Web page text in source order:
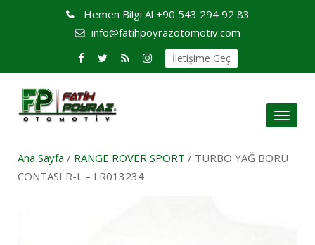
Hemen Bilgi Al +90 543 294 92 83
info@fatihpoyrazotomotiv.com
İletişime Geç
Toggle
Ana Sayfa / RANGE ROVER SPORT / TURBO YAĞ BORU
CONTASI R-L – LR013234